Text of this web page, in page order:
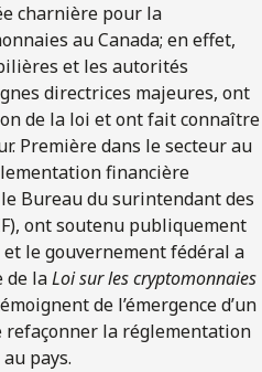
charnière pour la
au Canada; en effet,
et les autorités
directrices majeures, ont
de la loi et ont fait connaître
Première dans le secteur au
financière
Bureau du surintendant des
ont soutenu publiquement
le gouvernement fédéral a
de laLoi sur les cryptomonnaies
de l’émergence d’un
refaçonner la réglementation
pays.